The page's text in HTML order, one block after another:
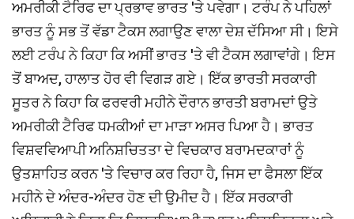
ਅਮਰੀਕੀ ਟੈਰਿਫ ਦਾ ਪ੍ਰਭਾਵ ਭਾਰਤ 'ਤੇ ਪਵੇਗਾ। ਟਰੰਪ ਨੇ ਪਹਿਲਾਂ
ਭਾਰਤ ਨੂੰ ਸਭ ਤੋਂ ਵੱਡਾ ਟੈਕਸ ਲਗਾਉਣ ਵਾਲਾ ਦੇਸ਼ ਦੱਸਿਆ ਸੀ। ਇਸੇ
ਲਈ ਟਰੰਪ ਨੇ ਕਿਹਾ ਕਿ ਅਸੀਂ ਭਾਰਤ 'ਤੇ ਵੀ ਟੈਕਸ ਲਗਾਵਾਂਗੇ। ਇਸ
ਤੋਂ ਬਾਅਦ, ਹਾਲਾਤ ਹੋਰ ਵੀ ਵਿਗੜ ਗਏ। ਇੱਕ ਭਾਰਤੀ ਸਰਕਾਰੀ
ਸੂਤਰ ਨੇ ਕਿਹਾ ਕਿ ਫਰਵਰੀ ਮਹੀਨੇ ਦੌਰਾਨ ਭਾਰਤੀ ਬਰਾਮਦਾਂ ਉਤੇ
ਅਮਰੀਕੀ ਟੈਰਿਫ ਧਮਕੀਆਂ ਦਾ ਮਾੜਾ ਅਸਰ ਪਿਆ ਹੈ। ਭਾਰਤ
ਵਿਸ਼ਵਵਿਆਪੀ ਅਨਿਸ਼ਚਿਤਤਾ ਦੇ ਵਿਚਕਾਰ ਬਰਾਮਦਕਾਰਾਂ ਨੂੰ
ਉਤਸ਼ਾਹਿਤ ਕਰਨ 'ਤੇ ਵਿਚਾਰ ਕਰ ਰਿਹਾ ਹੈ, ਜਿਸ ਦਾ ਫੈਸਲਾ ਇੱਕ
ਮਹੀਨੇ ਦੇ ਅੰਦਰ-ਅੰਦਰ ਹੋਣ ਦੀ ਉਮੀਦ ਹੈ। ਇੱਕ ਸਰਕਾਰੀ